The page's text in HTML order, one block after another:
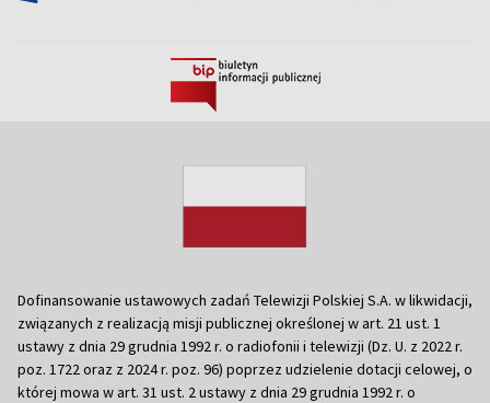
Dofinansowanie ustawowych zadań Telewizji Polskiej S.A. w likwidacji,
związanych z realizacją misji publicznej określonej w art. 21 ust. 1
ustawy z dnia 29 grudnia 1992 r. o radiofonii i telewizji (Dz. U. z 2022 r.
poz. 1722 oraz z 2024 r. poz. 96) poprzez udzielenie dotacji celowej, o
której mowa w art. 31 ust. 2 ustawy z dnia 29 grudnia 1992 r. o